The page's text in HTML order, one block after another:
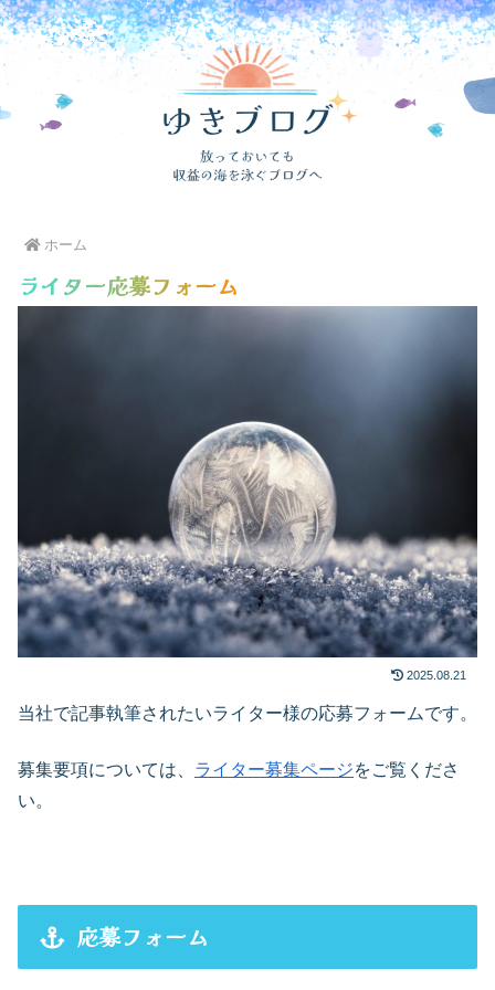
ホーム
ライター応募フォーム
2025.08.21
当社で記事執筆されたいライター様の応募フォームです。
募集要項については、 ライター募集ページをご覧くださ
い。
応募フォーム